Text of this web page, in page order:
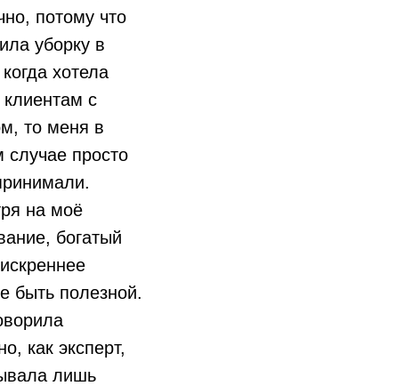
потому что
уборку в
хотела
с
то меня в
просто
на моё
богатый
быть полезной.
как эксперт,
лишь